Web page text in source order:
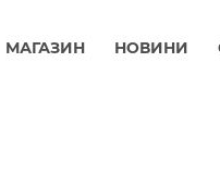
МАГАЗИН НОВИНИ